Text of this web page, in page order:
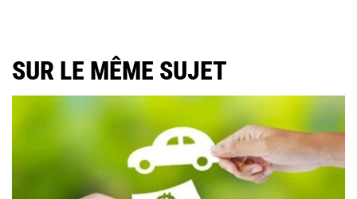
SUR LE MÊME SUJET